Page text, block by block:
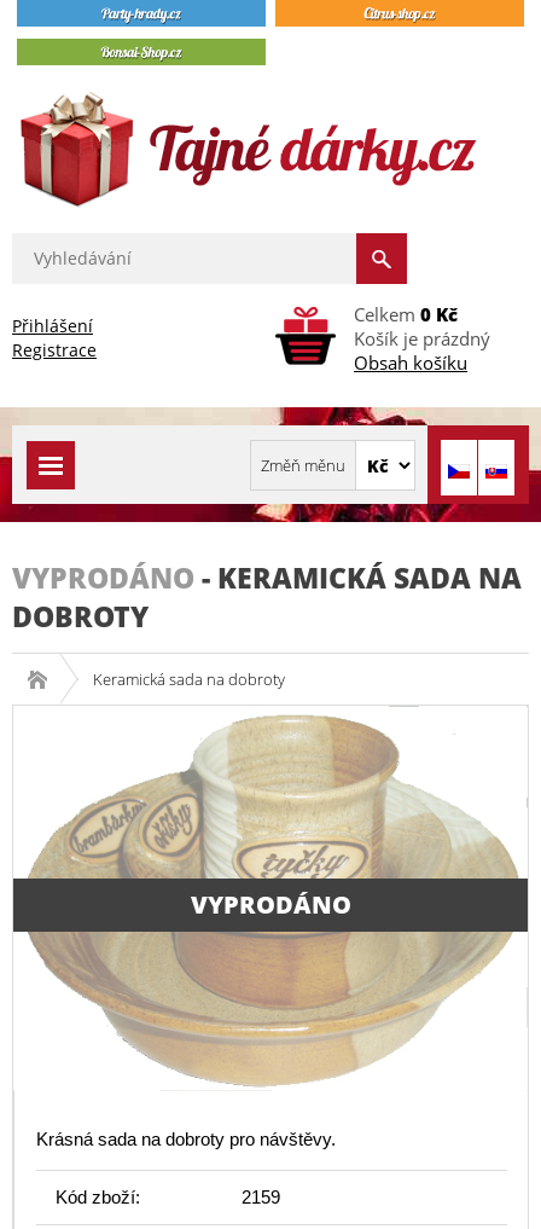
Přihlášení
Registrace
Celkem 0 Kč
Košík je prázdný
Obsah košíku
VYPRODÁNO - KERAMICKÁ SADA NA
DOBROTY
Keramická sada na dobroty
VYPRODÁNO
Krásná sada na dobroty pro návštěvy.
Kód zboží: 2159